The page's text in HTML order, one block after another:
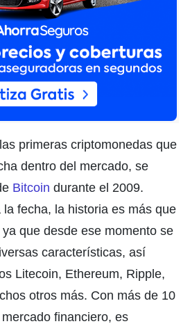
primeras criptomonedas que
dentro del mercado, se
Bitcoin durante el 2009.
fecha, la historia es más que
que desde ese momento se
características, así
Litecoin, Ethereum, Ripple,
otros más. Con más de 10
financiero, es